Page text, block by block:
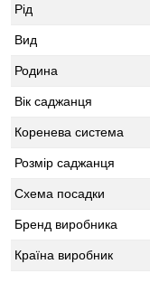
Рід
Вид
Родина
Вік саджанця
Коренева система
Розмір саджанця
Схема посадки
Бренд виробника
Країна виробник